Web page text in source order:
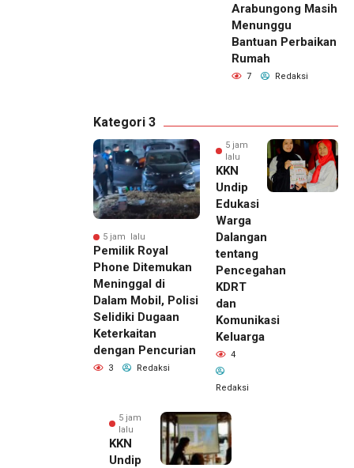
Arabungong Masih
Menunggu
Bantuan Perbaikan
Rumah
7 Redaksi
Kategori 3
5 jam lalu
Pemilik Royal
Phone Ditemukan
Meninggal di
Dalam Mobil, Polisi
Selidiki Dugaan
Keterkaitan
dengan Pencurian
3 Redaksi
5 jam
lalu
KKN
Undip
Edukasi
Warga
Dalangan
tentang
Pencegahan
KDRT
dan
Komunikasi
Keluarga
4
Redaksi
5 jam
lalu
KKN
Undip